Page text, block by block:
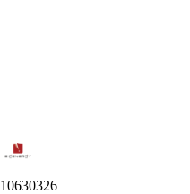
10630326